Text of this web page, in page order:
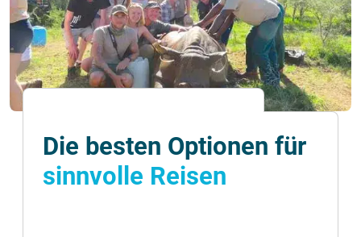
Die besten Optionen für
sinnvolle Reisen